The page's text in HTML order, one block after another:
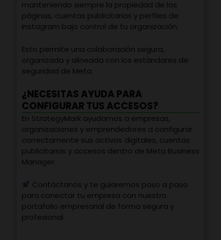
manteniendo siempre la propiedad de las
páginas, cuentas publicitarias y perfiles de
Instagram bajo control de tu organización.
Esto permite una colaboración segura,
organizada y alineada con los estándares de
seguridad de Meta.
¿NECESITAS AYUDA PARA
CONFIGURAR TUS ACCESOS?
En StrategyMark ayudamos a empresas,
organizaciones y emprendedores a configurar
correctamente sus activos digitales, cuentas
publicitarias y accesos dentro de Meta Business
Manager.
Contáctanos y te guiaremos paso a paso
para conectar tu empresa con nuestro
portafolio empresarial de forma segura y
profesional.